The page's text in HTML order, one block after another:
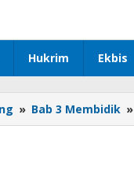
Hukrim Ekbis
» Bab 3 Membidik »